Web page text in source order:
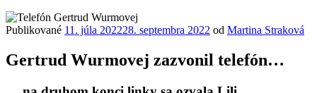
Publikované 11. júla 202228. septembra 2022 od Martina Straková
Gertrud Wurmovej zazvonil telefón…